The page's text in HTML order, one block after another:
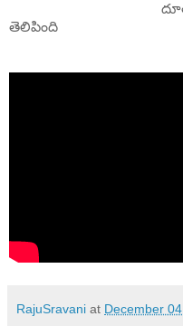
దూత వచ్చింది
తెలిపింది
RajuSravani at December